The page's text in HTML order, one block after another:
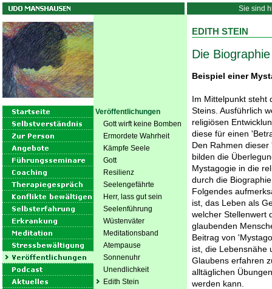
Sie sind
Veröffentlichungen
Gott wirft keine Bomben
Ermordete Wahrheit
Kämpfe Seele
Gott
Resilienz
Seelengefährte
Herr, lass gut sein
Seelenführung
Wüstenväter
Meditationsband
Atempause
Sonnenuhr
Unendlichkeit
Edith Stein
EDITH STEIN
Die
Beispiel einer
Im Mittelpunkt steht
Steins. Ausführlich
religiösen
diese für einen
Den Rahmen
bilden die
Mystagogie in die
durch die
Folgendes
ist, das Leben als
welcher Stellenwert
glaubenden
Beitrag von
ist, die Lebensnähe
Glaubens erfahren
alltäglichen
werden kann.